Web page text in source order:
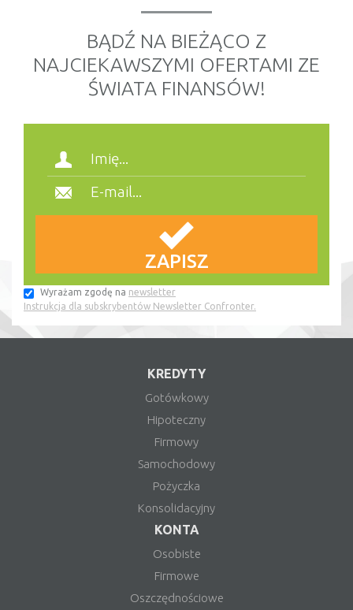
BĄDŹ NA BIEŻĄCO Z
NAJCIEKAWSZYMI OFERTAMI ZE
ŚWIATA FINANSÓW!
Wyrażam zgodę na newsletter
Instrukcja dla subskrybentów Newsletter Confronter.
KREDYTY
Gotówkowy
Hipoteczny
Firmowy
Samochodowy
Pożyczka
Konsolidacyjny
KONTA
Osobiste
Firmowe
Oszczędnościowe